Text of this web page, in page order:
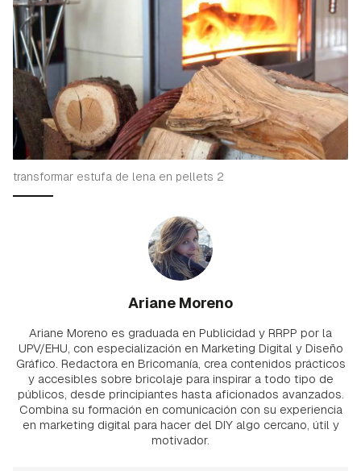
transformar estufa de lena en pellets 2
Ariane Moreno
Ariane Moreno es graduada en Publicidad y RRPP por la
UPV/EHU, con especialización en Marketing Digital y Diseño
Gráfico. Redactora en Bricomanía, crea contenidos prácticos
y accesibles sobre bricolaje para inspirar a todo tipo de
públicos, desde principiantes hasta aficionados avanzados.
Combina su formación en comunicación con su experiencia
en marketing digital para hacer del DIY algo cercano, útil y
motivador.